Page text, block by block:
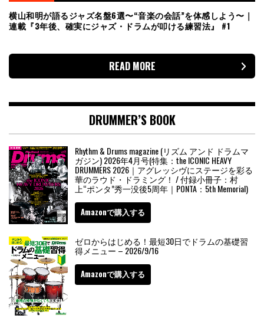
横山和明が語るジャズ名盤6選〜“音楽の会話”を体感しよう〜｜
連載『3年後、確実にジャズ・ドラムが叩ける練習法』 #1
READ MORE
DRUMMER’S BOOK
Rhythm & Drums magazine (リズム アンド ドラムマ
ガジン) 2026年4月号(特集：the ICONIC HEAVY
DRUMMERS 2026｜アグレッシヴにステージを彩る
華のラウド・ドラミング！ / 付録小冊子：村
上“ポンタ”秀一没後5周年｜PONTA：5th Memorial)
Amazonで購入する
ゼロからはじめる！最短30日でドラムの基礎習
得メニュー – 2026/9/16
Amazonで購入する